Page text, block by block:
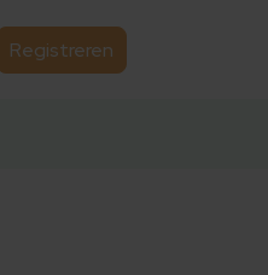
Registreren